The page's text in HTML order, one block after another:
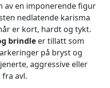
av en imponerende figur
nedlatende karisma
er kort, hardt og tykt.
brindle er tillatt som
på bryst og
aggressive eller
avl.